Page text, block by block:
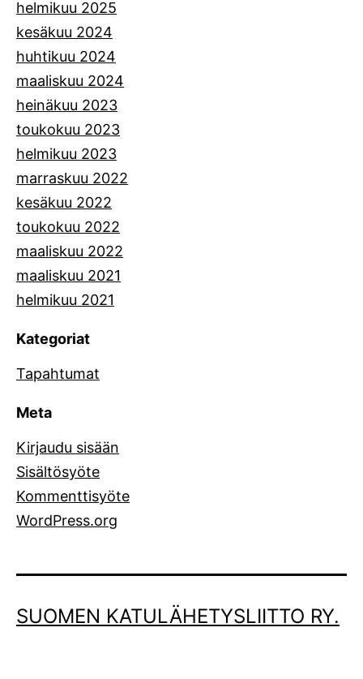
helmikuu 2025
kesäkuu 2024
huhtikuu 2024
maaliskuu 2024
heinäkuu 2023
toukokuu 2023
helmikuu 2023
marraskuu 2022
kesäkuu 2022
toukokuu 2022
maaliskuu 2022
maaliskuu 2021
helmikuu 2021
Kategoriat
Tapahtumat
Meta
Kirjaudu sisään
Sisältösyöte
Kommenttisyöte
WordPress.org
SUOMEN KATULÄHETYSLIITTO RY.